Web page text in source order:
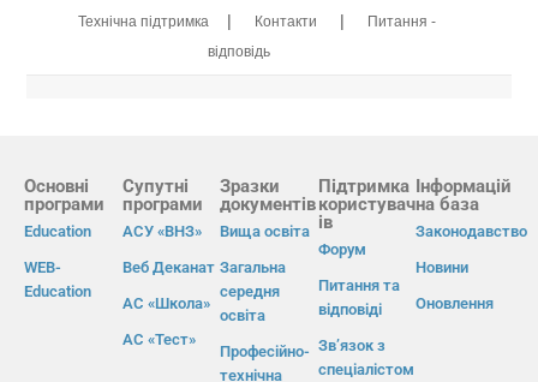
Технічна підтримка | Контакти |
Питання -
відповідь
Основні
програми
Education
WEB-
Education
Супутні
програми
АСУ «ВНЗ»
Веб Деканат
АС «Школа»
АС «Тест»
Зразки
документів
Вища освіта
Загальна
середня
освіта
Професійно-
технічна
Підтримка
користувач
ів
Форум
Питання та
відповіді
Зв’язок з
спеціалістом
Інформацій
на база
Законодавство
Новини
Оновлення